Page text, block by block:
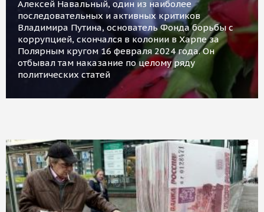
Алексей Навальный, один из наиболее
последовательных и активных критиков
Владимира Путина, основатель Фонда борьбы с
коррупцией, скончался в колонии в Харпе за
Полярным кругом 16 февраля 2024 года. Он
отбывал там наказание по целому ряду
политических статей